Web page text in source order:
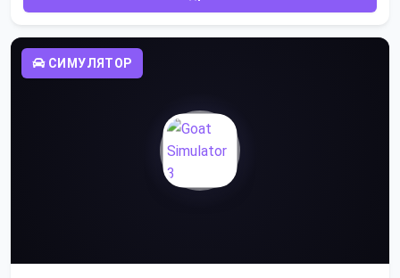
СИМУЛЯТОР